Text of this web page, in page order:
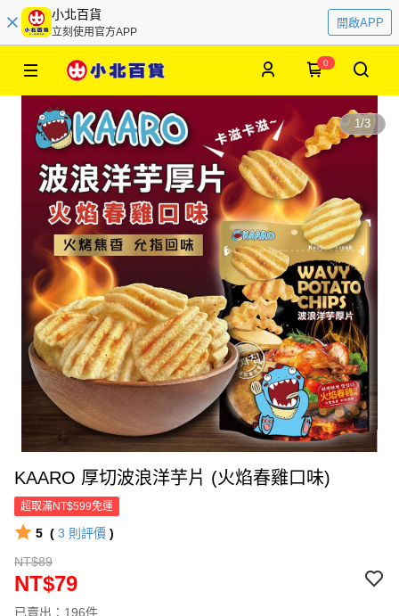
小北百貨
立刻使用官方APP
開啟APP
0
1/3
KAARO 厚切波浪洋芋片 (火焰春雞口味)
超取滿NT$599免運
5 ( 3 則評價 )
NT$89
NT$79
已賣出：196件